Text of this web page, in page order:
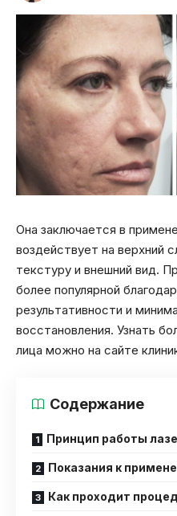
Она заключается в
воздействует на верхний
текстуру и внешний вид.
более популярной
результативности и
восстановления. Узнать
лица можно на сайте
Содержание
Принцип работы
Показания к
Как проходит